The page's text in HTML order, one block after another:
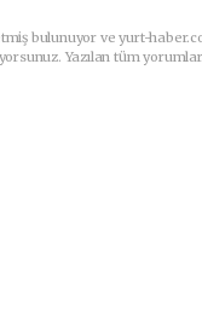
bulunuyor ve yurt-
Yazılan tüm